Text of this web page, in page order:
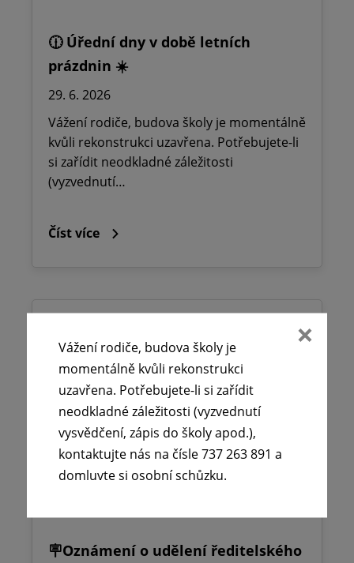
🕧 Úřední dny v době letních
prázdnin ☀️
29. 6. 2026
Vážení rodiče, budova školy je momentálně
kvůli rekonstrukci uzavřena. Potřebujete-li
si zařídit neodkladné záležitosti
(vyzvednutí…
Číst více
🪧Oznámení o udělení ředitelského
Vážení rodiče, budova školy je
momentálně kvůli rekonstrukci
uzavřena. Potřebujete-li si zařídit
neodkladné záležitosti (vyzvednutí
vysvědčení, zápis do školy apod.),
kontaktujte nás na čísle 737 263 891 a
domluvte si osobní schůzku.